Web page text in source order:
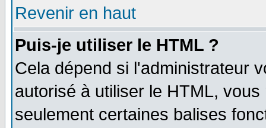
Revenir en haut
Puis-je utiliser le HTML ?
Cela dépend si l'administrateur
autorisé à utiliser le HTML,
seulement certaines balises